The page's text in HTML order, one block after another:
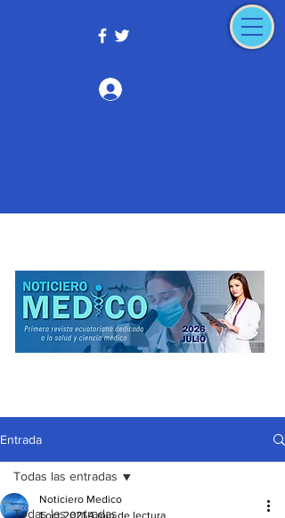
Entrada
Todas las entradas
Todas las entradas
Noticiero Medico
1 oct 2021 4 min de lectura